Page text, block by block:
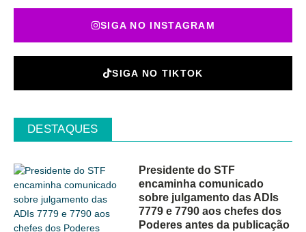
SIGA NO INSTAGRAM
SIGA NO TIKTOK
DESTAQUES
Presidente do STF
encaminha comunicado
sobre julgamento das ADIs
7779 e 7790 aos chefes dos
Poderes antes da publicação